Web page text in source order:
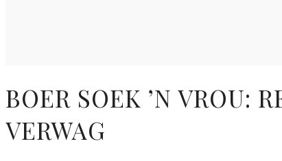
BOER SOEK ’N VROU:
VERWAG